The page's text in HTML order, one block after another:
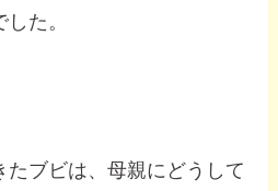
た。
ブビは、母親にどうして